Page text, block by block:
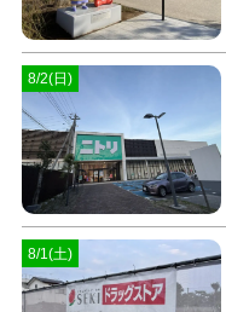
8/2(日)
8/1(土)